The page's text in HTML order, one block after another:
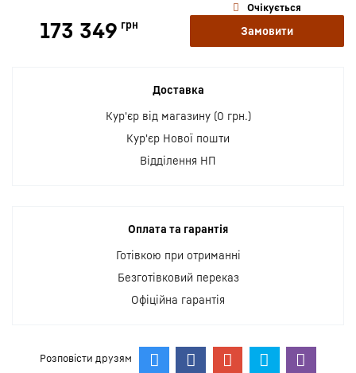
173 349 грн
Очікується
Замовити
Доставка
Кур'єр від магазину (0 грн.)
Кур'єр Нової пошти
Відділення НП
Оплата та гарантія
Готівкою при отриманні
Безготівковий переказ
Офіційна гарантія
Розповісти друзям